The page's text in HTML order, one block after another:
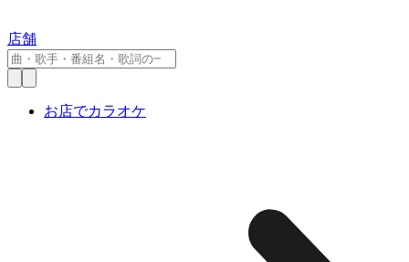
店舗
お店でカラオケ